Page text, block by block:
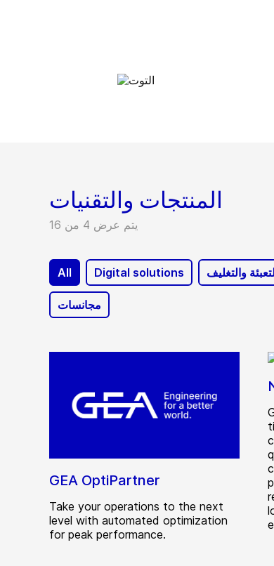
المنتجات والتقنيات
يتم عرض 4 من 16
All Digital solutions والتغليف
مجانسات
GEA OptiPartner
Take your operations to the next
level with automated optimization
for peak performance.